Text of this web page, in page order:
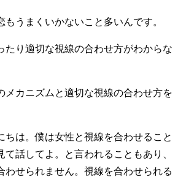
もうまくいかないこと多いんです。
たり適切な視線の合わせ方がわからな
メカニズムと適切な視線の合わせ方を
ちは。僕は女性と視線を合わせること
て話してよ。と言われることもあり、
わせられません。視線を合わせられる